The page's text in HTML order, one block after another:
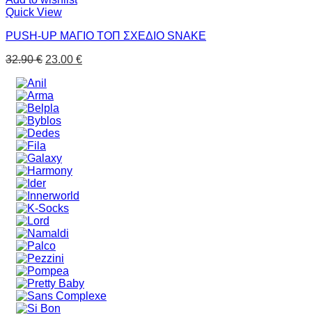
Quick View
PUSH-UP ΜΑΓΙΟ ΤΟΠ ΣΧΕΔΙΟ SNAKE
32.90€ 23.00 €